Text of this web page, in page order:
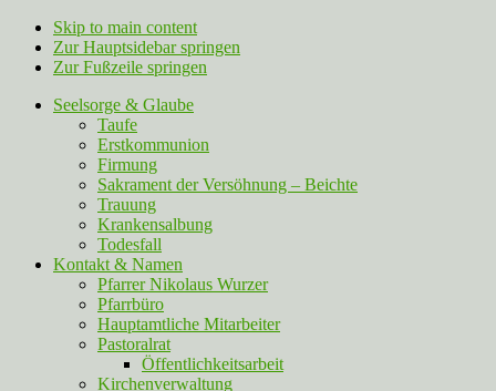
Skip to main content
Zur Hauptsidebar springen
Zur Fußzeile springen
Seelsorge & Glaube
Taufe
Erstkommunion
Firmung
Sakrament der Versöhnung – Beichte
Trauung
Krankensalbung
Todesfall
Kontakt & Namen
Pfarrer Nikolaus Wurzer
Pfarrbüro
Hauptamtliche Mitarbeiter
Pastoralrat
Öffentlichkeitsarbeit
Kirchenverwaltung